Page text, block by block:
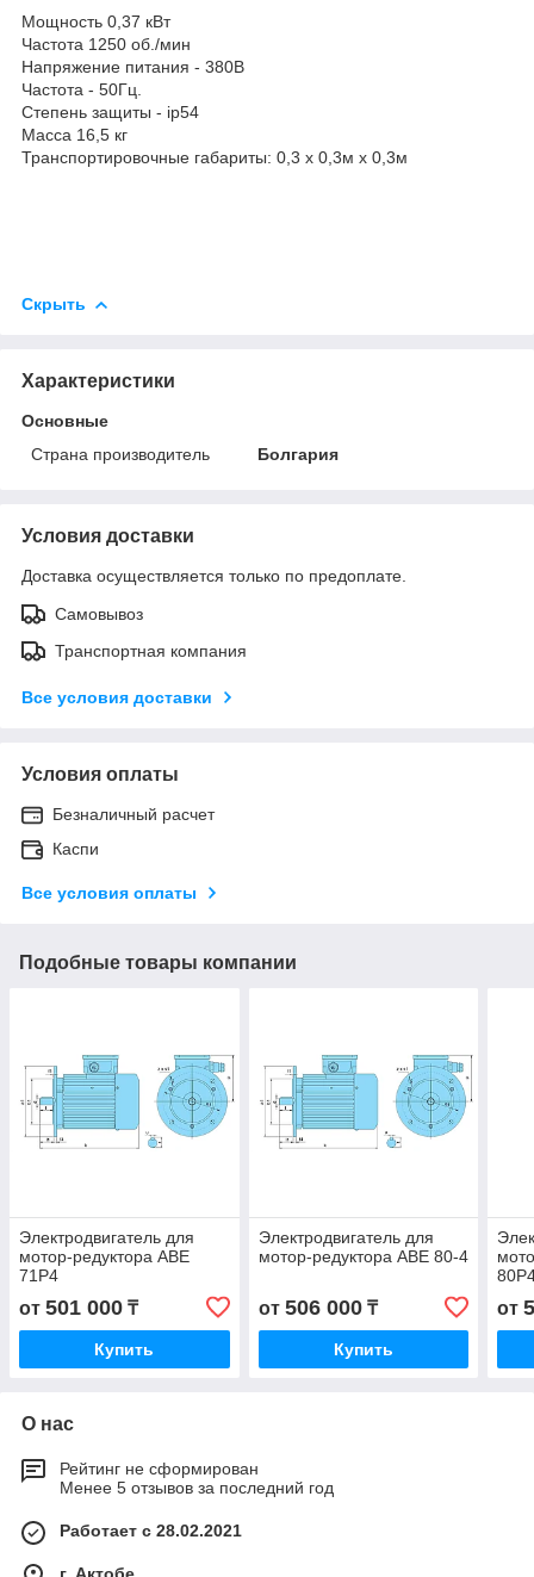
Мощность 0,37 кВт
Частота 1250 об./мин
Напряжение питания - 380В
Частота - 50Гц.
Степень защиты - ip54
Масса 16,5 кг
Транспортировочные габариты: 0,3 х 0,3м х 0,3м
Скрыть
Характеристики
Основные
Страна производитель
Болгария
Условия доставки
Доставка осуществляется только по предоплате.
Самовывоз
Транспортная компания
Все условия доставки
Условия оплаты
Безналичный расчет
Каспи
Все условия оплаты
Подобные товары компании
Электродвигатель для
мотор-редуктора АВЕ
71Р4
от 501 000 ₸
Купить
Электродвигатель для
мотор-редуктора АВЕ 80-4
от 506 000₸
Купить
от
О нас
Рейтинг не сформирован
Менее 5 отзывов за последний год
Работает с 28.02.2021